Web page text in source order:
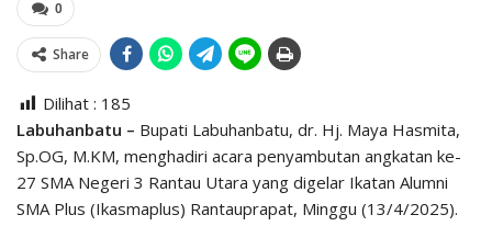
0
Share
Dilihat : 185
Labuhanbatu – Bupati Labuhanbatu, dr. Hj. Maya Hasmita,
Sp.OG, M.KM, menghadiri acara penyambutan angkatan ke-
27 SMA Negeri 3 Rantau Utara yang digelar Ikatan Alumni
SMA Plus (Ikasmaplus) Rantauprapat, Minggu (13/4/2025).